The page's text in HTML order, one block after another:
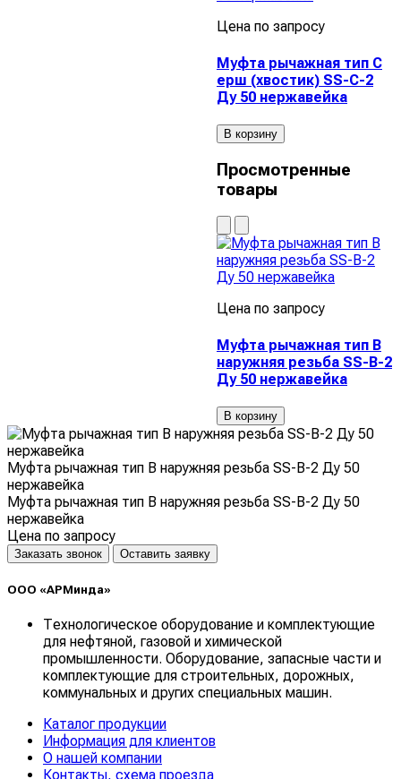
Цена по запросу
Муфта рычажная тип С
ерш (хвостик) SS-С-2
Ду 50 нержавейка
В корзину
Просмотренные
товары
Цена по запросу
Муфта рычажная тип В
наружняя резьба SS-В-2
Ду 50 нержавейка
В корзину
Муфта рычажная тип В наружняя резьба SS-В-2 Ду 50
нержавейка
Муфта рычажная тип В наружняя резьба SS-В-2 Ду 50
нержавейка
Цена по запросу
Заказать звонок Оставить заявку
ООО «АРМинда»
Технологическое оборудование и комплектующие
для нефтяной, газовой и химической
промышленности. Оборудование, запасные части и
комплектующие для строительных, дорожных,
коммунальных и других специальных машин.
Каталог продукции
Информация для клиентов
О нашей компании
Контакты, схема проезда